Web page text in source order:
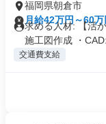
福岡県朝倉市
月給42万円～60万
求める人材: 【活
施工図作成 ・CAD
交通費支給